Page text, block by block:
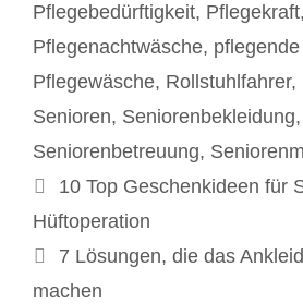
Pflegebedürftigkeit, Pflegekraft,
Pflegenachtwäsche,
Pflegewäsche, Rollstuhlfahrer,
Senioren, Seniorenbekleidung,
Seniorenbetreuung,
Beitrags-
Navigation
10 Top Geschenkideen für
Hüftoperation
7 Lösungen, die das
machen